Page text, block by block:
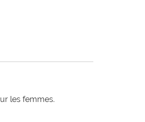
les femmes.